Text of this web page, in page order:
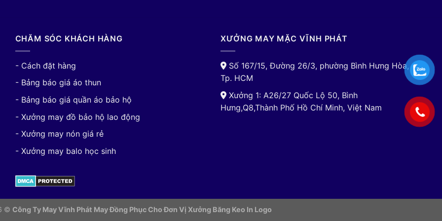
CHĂM SÓC KHÁCH HÀNG
- Cách đặt hàng
- Bảng báo giá áo thun
- Bảng báo giá quần áo bảo hộ
- Xưởng may đồ bảo hộ lao động
- Xưởng may nón giá rẻ
- Xưởng may balo học sinh
XƯỞNG MAY MẶC VĨNH PHÁT
Số 167/15, Đường 26/3, phường Bình Hưng Hòa,
Tp. HCM
Xưởng 1: A26/27 Quốc Lộ 50, Bình
Hưng,Q8,Thành Phố Hồ Chí Minh, Việt Nam
© Công Ty May Vĩnh Phát May Đồng Phục Cho Đơn Vị Xưởng Băng Keo In Logo